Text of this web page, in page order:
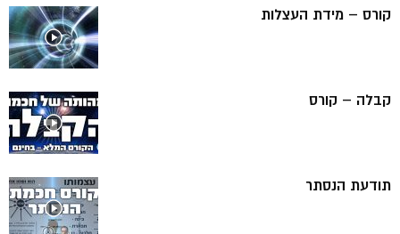
קורס – מידת העצלות
קבלה – קורס
תודעת הנסתר